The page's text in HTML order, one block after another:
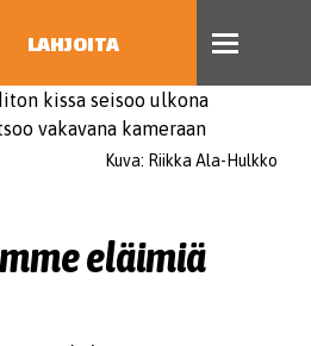
LAHJOITA
Kuva: Riikka Ala-Hulkko
eläimiä